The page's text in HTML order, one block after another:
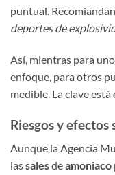
puntual.
deportes de
Así, mientras para
enfoque, para otros
medible. La clave está
Riesgos y efectos
Aunque la Agencia
lassalesdeamoniaco